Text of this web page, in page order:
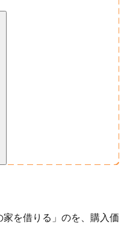
を借りる」のを、購入価